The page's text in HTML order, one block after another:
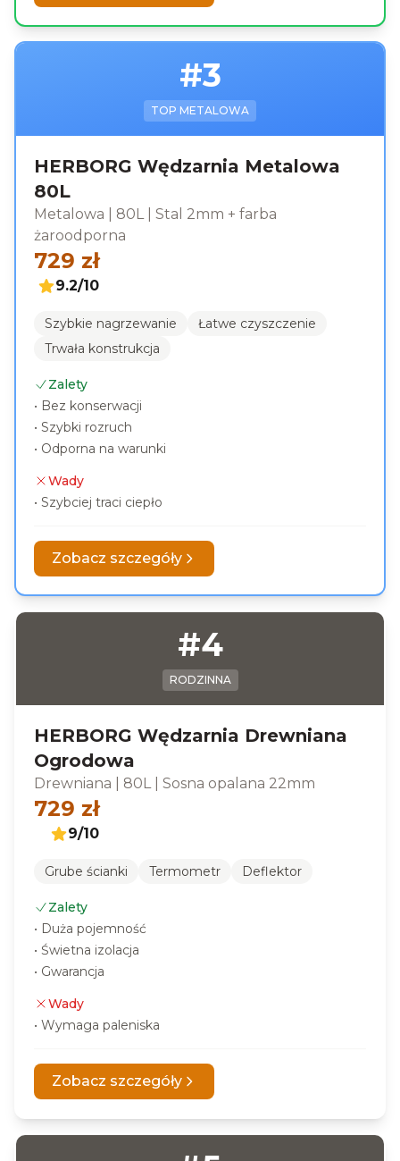
#3
TOP METALOWA
HERBORG Wędzarnia Metalowa
80L
Metalowa 80L| Stal 2mm + farba
żaroodporna
729 zł
9.2/10
Szybkie nagrzewanie
Łatwe czyszczenie
Trwała konstrukcja
Zalety
• Bez konserwacji
• Szybki rozruch
• Odporna na warunki
Wady
• Szybciej traci ciepło
Zobacz szczegóły
#4
RODZINNA
HERBORG Wędzarnia Drewniana
Ogrodowa
Drewniana 80L| Sosna opalana 22mm
729 zł
9/10
Grube ścianki Termometr Deflektor
Zalety
• Duża pojemność
• Świetna izolacja
• Gwarancja
Wady
• Wymaga paleniska
Zobacz szczegóły